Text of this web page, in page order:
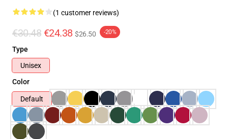
(1 customer reviews)
€30.48 €24.38 $26.50 -20%
Type
Unisex
Color
Default